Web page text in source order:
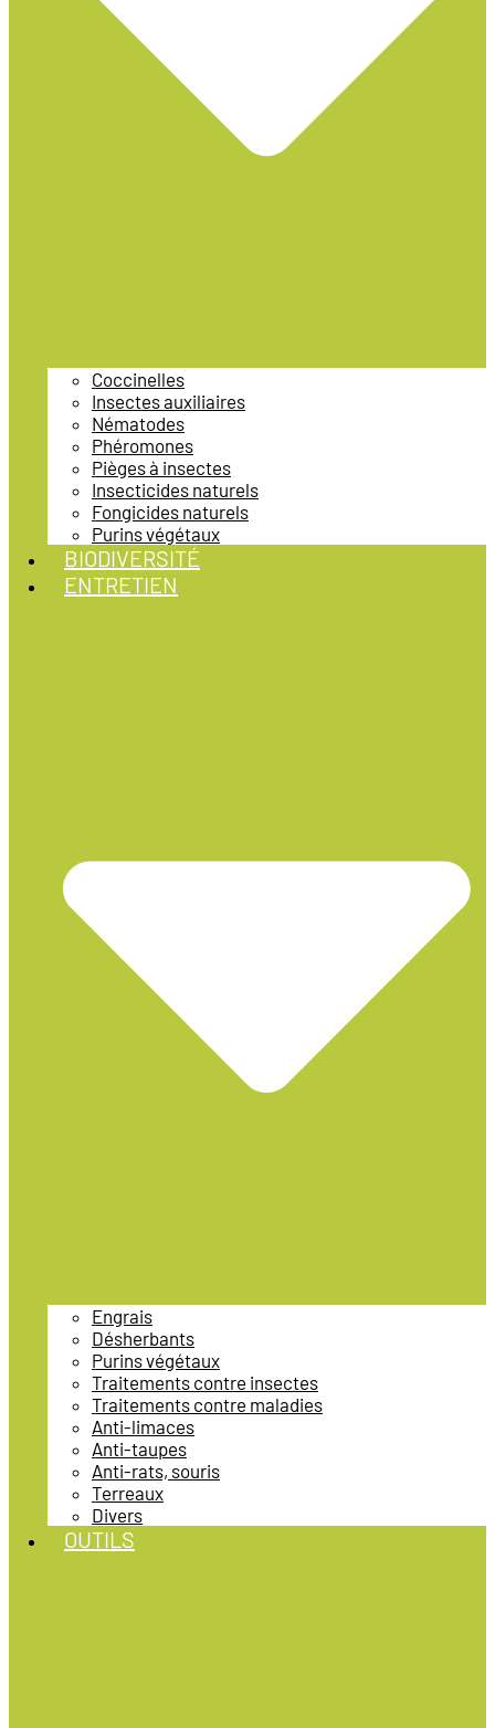
Coccinelles
Insectes auxiliaires
Nématodes
Phéromones
Pièges à insectes
Insecticides naturels
Fongicides naturels
Purins végétaux
BIODIVERSITÉ
ENTRETIEN
Engrais
Désherbants
Purins végétaux
Traitements contre insectes
Traitements contre maladies
Anti-limaces
Anti-taupes
Anti-rats, souris
Terreaux
Divers
OUTILS